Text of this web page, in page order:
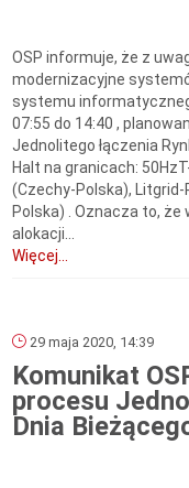
OSP informuje, że z
modernizacyjne
systemu
07:55 do 14:40 ,
Jednolitego łączenia
Halt na granicach:
(Czechy-Polska), Litgrid-
Polska) . Oznacza to,
alokacji...
Więcej...
29 maja 2020, 14:39
Komunikat
procesu
Dnia